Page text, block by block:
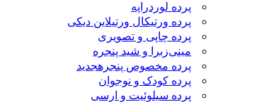
پرده لوردراپه
پرده ورتیکال ورتیلاین دیکی
پرده چاپی و تصویری
مینی‌زبرا و شید پنجره
پرده مخصوص پنجرهجدید
پرده کودک و نوجوان
پرده سیلوئیت و ارسی